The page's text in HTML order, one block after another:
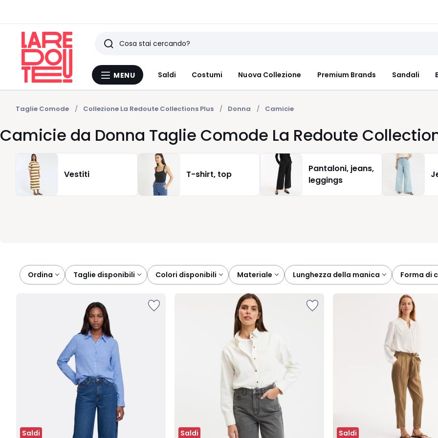
Menu
MENU Saldi Costumi Nuova Collezione Premium Brands Sandali
Ricerca
Ultimi
articoli
visti
Taglie Comode Collezione La Redoute Collections Plus Donna Camicie
Camicie da Donna Taglie Comode La Redoute
Vestiti T-shirt, top
Pantaloni, jeans,
leggings
Ordina
taglie disponibili colori disponibili materiale lunghezza della manica forma di
Saldi Saldi Saldi